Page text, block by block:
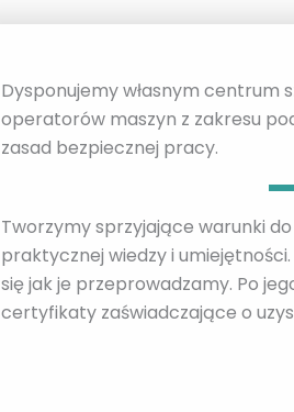
Dysponujemy własnym centrum
operatorów maszyn z zakresu
zasad bezpiecznej pracy.
Tworzymy sprzyjające warunki
praktycznej wiedzy i
się jak je przeprowadzamy. Po
certyfikaty zaświadczające o